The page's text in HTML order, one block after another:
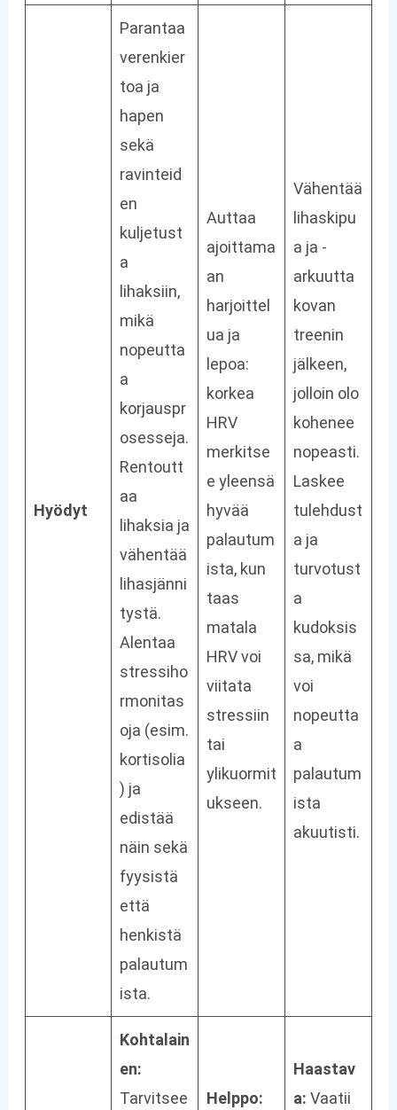
Hyödyt
Parantaa
verenkier
toa ja
hapen
sekä
ravinteid
en
kuljetust
a
lihaksiin,
mikä
nopeutta
a
korjauspr
osesseja.
Rentoutt
aa
lihaksia ja
vähentää
lihasjänni
tystä.
Alentaa
stressiho
rmonitas
oja (esim.
kortisolia
) ja
edistää
näin sekä
fyysistä
että
henkistä
palautum
ista​.
Auttaa
ajoittama
an
harjoittel
ua ja
lepoa:
korkea
HRV
merkitse
e yleensä
hyvää
palautum
ista, kun
taas
matala
HRV voi
viitata
stressiin
tai
ylikuormit
ukseen​.
Vähentää
lihaskipu
a ja -
arkuutta
kovan
treenin
jälkeen,
jolloin olo
kohenee
nopeasti​.
Laskee
tulehdust
a ja
turvotust
a
kudoksis
sa, mikä
voi
nopeutta
a
palautum
ista
akuutisti.
Kohtalain
en:
Tarvitsee
Helppo:
Haastav
a: Vaatii